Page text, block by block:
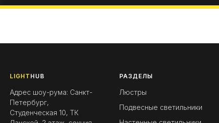
LIGHT HUB
Адрес шоу-рума: Санкт-
Петербург,
Студенческая 10, ТК
РАЗДЕЛЫ
Люстры
Подвесные светильники